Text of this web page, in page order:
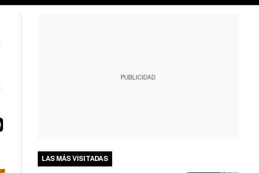
PUBLICIDAD
LAS MÁS VISITADAS